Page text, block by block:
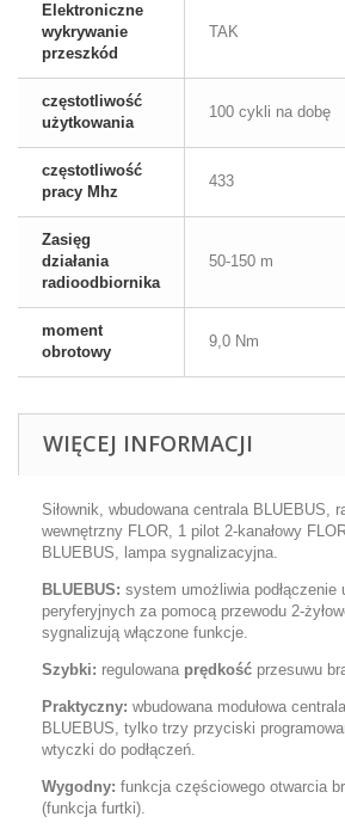
Elektroniczne
wykrywanie
przeszkód
TAK
częstotliwość
użytkowania
100 cykli na dobę
częstotliwość
pracy Mhz
433
Zasięg
działania
radioodbiornika
50-150 m
moment
obrotowy
9,0 Nm
WIĘCEJ INFORMACJI
Siłownik, wbudowana centrala BLUEBUS,
wewnętrzny FLOR, 1 pilot 2-kanałowy
BLUEBUS, lampa sygnalizacyjna.
BLUEBUS: system umożliwia podłączenie
peryferyjnych za pomocą przewodu 2-
sygnalizują włączone funkcje.
Szybki: regulowana prędkość przesuwu
Praktyczny: wbudowana modułowa
BLUEBUS, tylko trzy przyciski
wtyczki do podłączeń.
Wygodny: funkcja częściowego otwarcia
(funkcja furtki).